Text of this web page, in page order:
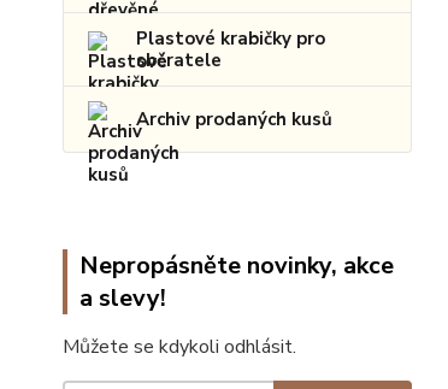
Plastové krabičky pro
sběratele
Archiv prodaných kusů
Nepropásněte novinky, akce
a slevy!
Můžete se kdykoli odhlásit.